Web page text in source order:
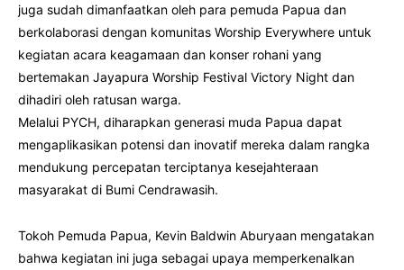
juga sudah dimanfaatkan oleh para pemuda Papua dan
berkolaborasi dengan komunitas Worship Everywhere untuk
kegiatan acara keagamaan dan konser rohani yang
bertemakan Jayapura Worship Festival Victory Night dan
dihadiri oleh ratusan warga.
Melalui PYCH, diharapkan generasi muda Papua dapat
mengaplikasikan potensi dan inovatif mereka dalam rangka
mendukung percepatan terciptanya kesejahteraan
masyarakat di Bumi Cendrawasih.
Tokoh Pemuda Papua, Kevin Baldwin Aburyaan mengatakan
bahwa kegiatan ini juga sebagai upaya memperkenalkan